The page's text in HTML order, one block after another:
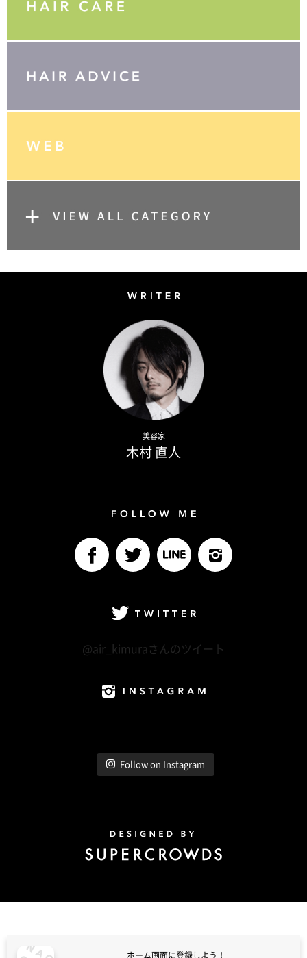
美容家
木村 直人
@air_kimuraさんのツイート
Follow on Instagram
ホーム画面に登録しよう！